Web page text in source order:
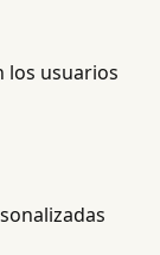
los usuarios